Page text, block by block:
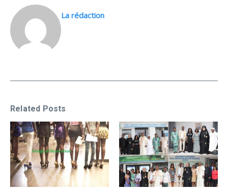
La rédaction
Related Posts